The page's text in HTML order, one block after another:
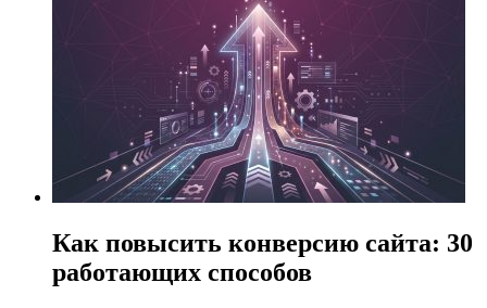
Как повысить конверсию сайта: 30
работающих способов